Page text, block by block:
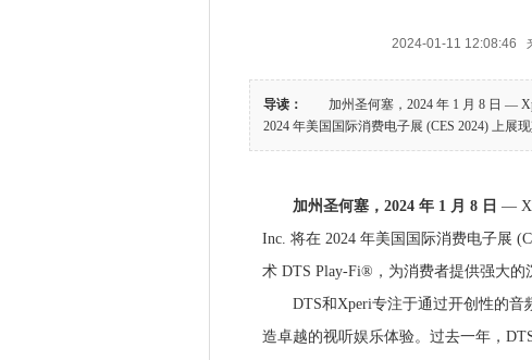
2024-01-11 12:08:46
导读：
加州圣何塞，2024 年 1 月 8 日 —
2024 年美国国际消费电子展 (CES 2024) 上展
加州圣何塞，2024 年 1 月 8 日 —
Inc. 将在 2024 年美国国际消费电子展
术 DTS Play-Fi®，为消费者提供强大的
DTS和Xperi专注于通过开创性的音
造卓越的视听娱乐体验。过去一年，